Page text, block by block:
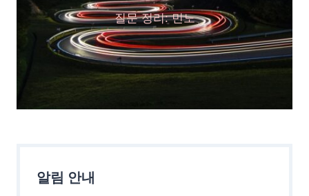
질문 정리: 민노
알림 안내